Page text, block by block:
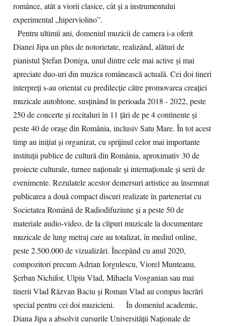
românce, atât a viorii clasice, cât și a instrumentului
experimental „hiperviolino”.
Pentru ultimii ani, domeniul muzicii de camera i-a oferit
Dianei Jipa un plus de notorietate, realizând, alături de
pianistul Ștefan Doniga, unul dintre cele mai active și mai
apreciate duo-uri din muzica românească actuală. Cei doi tineri
interpreți s-au orientat cu predilecție către promovarea creației
muzicale autohtone, susținând în perioada 2018 - 2022, peste
250 de concerte și recitaluri în 11 țări de pe 4 continente și
peste 40 de orașe din România, inclusiv Satu Mare. În tot acest
timp au inițiat și organizat, cu sprijinul celor mai importante
instituții publice de cultură din România, aproximativ 30 de
proiecte culturale, turnee naționale și internaționale și serii de
evenimente. Rezulatele acestor demersuri artistice au însemnat
publicarea a două compact discuri realizate în parteneriat cu
Societatea Română de Radiodifuziune și a peste 50 de
materiale audio-video, de la clipuri muzicale la documentare
muzicale de lung metraj care au totalizat, în mediul online,
peste 2.500.000 de vizualizări. Începând cu anul 2020,
compozitori precum Adrian Iorgulescu, Viorel Munteanu,
Șerban Nichifor, Ulpiu Vlad, Mihaela Vosganian sau mai
tinerii Vlad Răzvan Baciu și Roman Vlad au compus lucrări
special pentru cei doi muzicieni. În domeniul academic,
Diana Jipa a absolvit cursurile Universității Naționale de